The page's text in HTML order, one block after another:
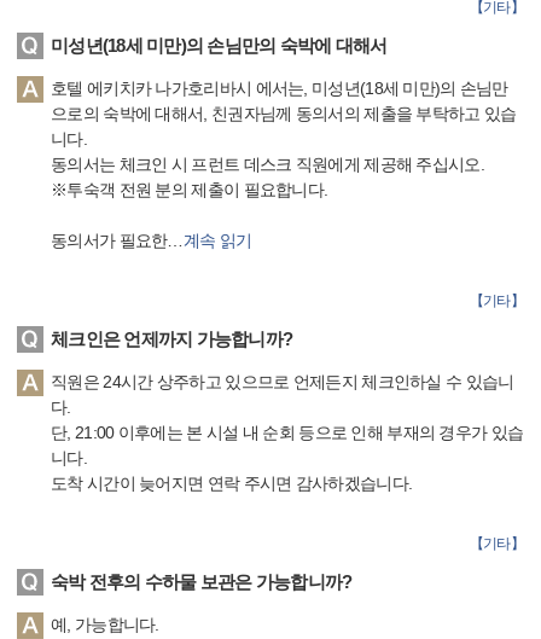
【기타】
미성년(18세 미만)의 손님만의 숙박에 대해서
호텔 에키치카 나가호리바시 에서는, 미성년(18세 미만)의 손님만
으로의 숙박에 대해서, 친권자님께 동의서의 제출을 부탁하고 있습
니다.
동의서는 체크인 시 프런트 데스크 직원에게 제공해 주십시오.
※투숙객 전원 분의 제출이 필요합니다.
동의서가 필요한…계속 읽기
【기타】
체크인은 언제까지 가능합니까?
직원은 24시간 상주하고 있으므로 언제든지 체크인하실 수 있습니
다.
단, 21:00 이후에는 본 시설 내 순회 등으로 인해 부재의 경우가 있습
니다.
도착 시간이 늦어지면 연락 주시면 감사하겠습니다.
【기타】
숙박 전후의 수하물 보관은 가능합니까?
예, 가능합니다.